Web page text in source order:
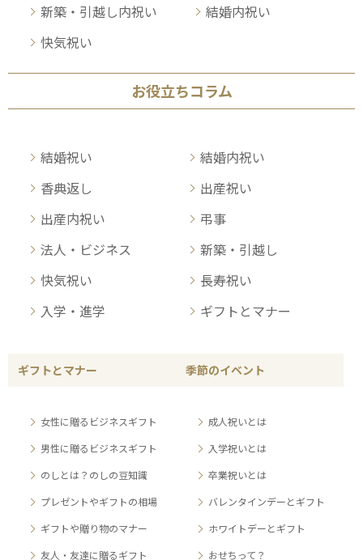
新築・引越し内祝い
結婚内祝い
快気祝い
お役立ちコラム
結婚祝い
結婚内祝い
香典返し
出産祝い
出産内祝い
弔事
法人・ビジネス
新築・引越し
快気祝い
長寿祝い
入学・進学
ギフトとマナー
ギフトとマナー
女性に贈るビジネスギフト
男性に贈るビジネスギフト
のしとは？のしの豆知識
プレゼントやギフトの相場
ギフトや贈り物のマナー
友人・友達に贈るギフト
季節のイベント
成人祝いとは
入学祝いとは
卒業祝いとは
バレンタインデーとギフト
ホワイトデーとギフト
おせちって？